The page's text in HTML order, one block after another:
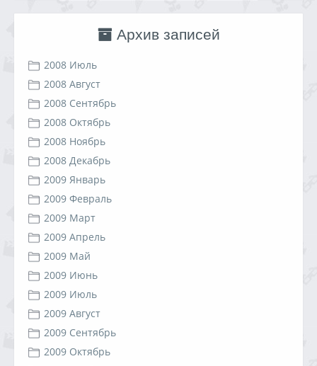
Архив записей
2008 Июль
2008 Август
2008 Сентябрь
2008 Октябрь
2008 Ноябрь
2008 Декабрь
2009 Январь
2009 Февраль
2009 Март
2009 Апрель
2009 Май
2009 Июнь
2009 Июль
2009 Август
2009 Сентябрь
2009 Октябрь